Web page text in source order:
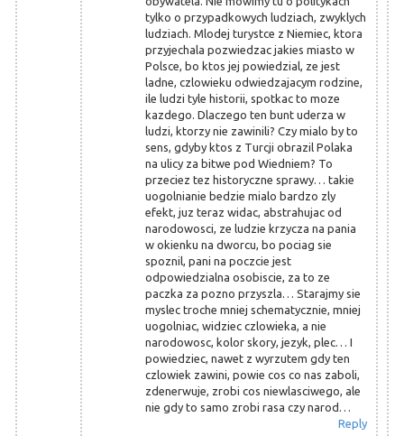
tylko o przypadkowych ludziach, zwyklych
ludziach. Mlodej turystce z Niemiec, ktora
przyjechala pozwiedzac jakies miasto w
Polsce, bo ktos jej powiedzial, ze jest
ladne, czlowieku odwiedzajacym rodzine,
ile ludzi tyle historii, spotkac to moze
kazdego. Dlaczego ten bunt uderza w
ludzi, ktorzy nie zawinili? Czy mialo by to
sens, gdyby ktos z Turcji obrazil Polaka
na ulicy za bitwe pod Wiedniem? To
przeciez tez historyczne sprawy… takie
uogolnianie bedzie mialo bardzo zly
efekt, juz teraz widac, abstrahujac od
narodowosci, ze ludzie krzycza na pania
w okienku na dworcu, bo pociag sie
spoznil, pani na poczcie jest
odpowiedzialna osobiscie, za to ze
paczka za pozno przyszla… Starajmy sie
myslec troche mniej schematycznie, mniej
uogolniac, widziec czlowieka, a nie
narodowosc, kolor skory, jezyk, plec… I
powiedziec, nawet z wyrzutem gdy ten
czlowiek zawini, powie cos co nas zaboli,
zdenerwuje, zrobi cos niewlasciwego, ale
nie gdy to samo zrobi rasa czy narod…
Reply